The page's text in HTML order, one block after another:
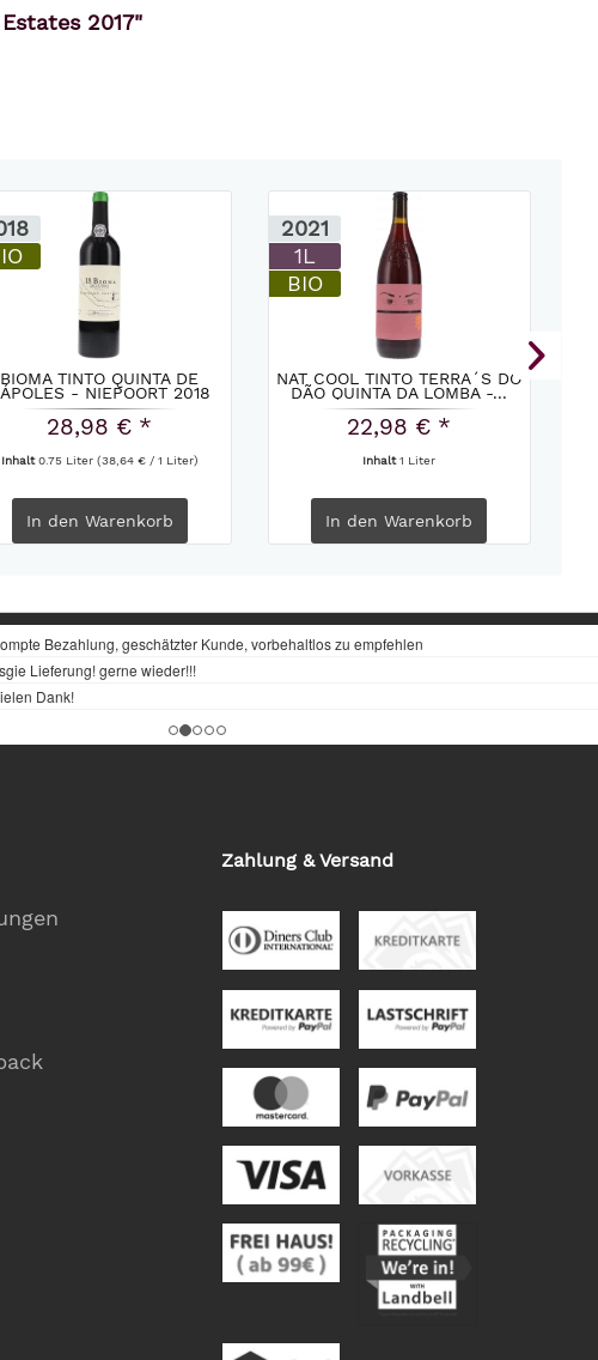
2017"
BIOMA TINTO QUINTA DE
- NIEPOORT 2018
28,98 € *
Inhalt0.75 Liter (38,64 € / 1 Liter)
In den Warenkorb
2021
1L
BIO
NAT COOL TINTO TERRA´S DO
DÃO QUINTA DA LOMBA -...
22,98 € *
Inhalt1 Liter
In den Warenkorb
Zahlung & Versand